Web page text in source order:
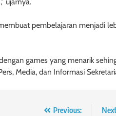
ujarnya.
pembelajaran menjadi
games yang menarik
Media, dan Informasi
Previous: